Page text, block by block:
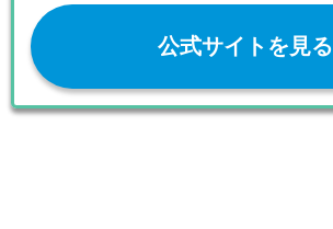
公式サイトを見る